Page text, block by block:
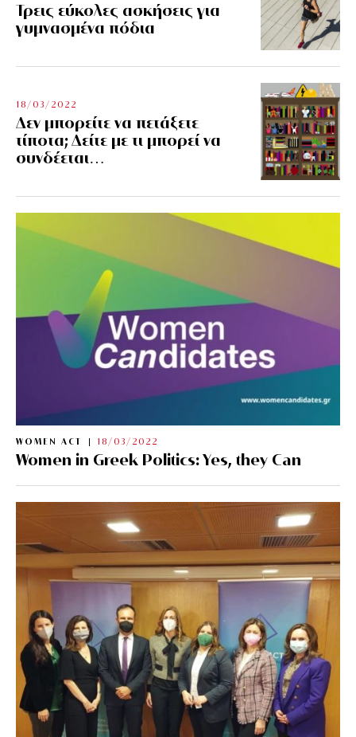
Τρεις εύκολες ασκήσεις για
γυμνασμένα πόδια
18/03/2022
Δεν μπορείτε να πετάξετε
τίποτα; Δείτε με τι μπορεί να
συνδέεται…
WOMEN ACT 18/03/2022
Women in Greek Politics: Yes, they Can